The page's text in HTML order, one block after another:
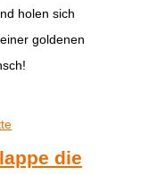
holen sich
goldenen
die